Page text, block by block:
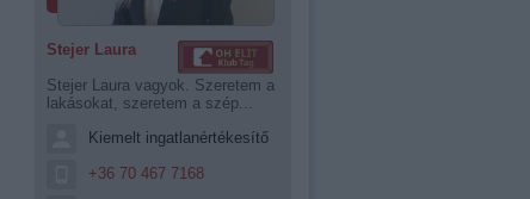
Stejer Laura
Stejer Laura vagyok. Szeretem a
lakásokat, szeretem a szép...
Kiemelt ingatlanértékesítő
+36 70 467 7168